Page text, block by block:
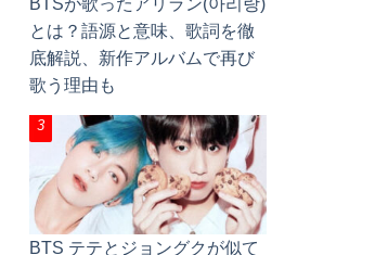
BTSが歌ったアリラン(아리랑)
とは？語源と意味、歌詞を徹
底解説、新作アルバムで再び
歌う理由も
BTS テテとジョングクが似て